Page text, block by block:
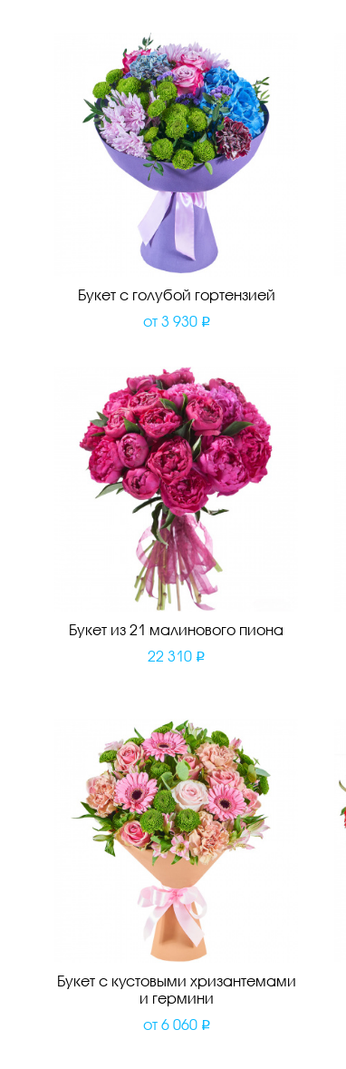
Букет с голубой гортензией
от 3 930
Букет из 21 малинового пиона
22 310
Букет с кустовыми хризантемами
и гермини
от 6 060